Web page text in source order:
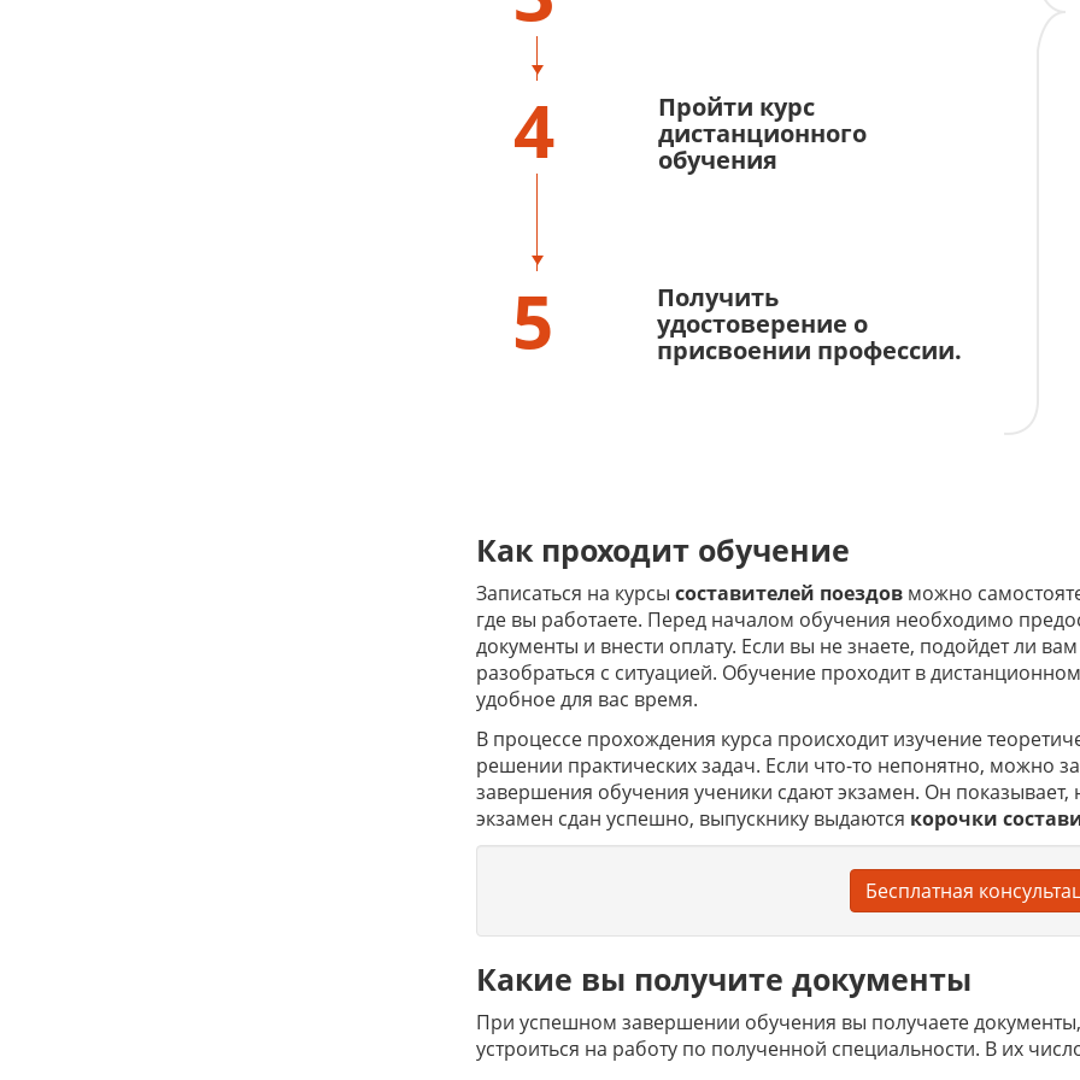
4
Пройти курс
дистанционного
обучения
5
Получить
удостоверение о
присвоении профессии.
Как проходит обучение
Записаться на курсы составителей поездовможно
где вы работаете. Перед началом обучения необходимо
документы и внести оплату. Если вы не знаете, подойдет ли
разобраться с ситуацией. Обучение проходит в
удобное для вас время.
В процессе прохождения курса происходит изучение
решении практических задач. Если что-то непонятно, можно
завершения обучения ученики сдают экзамен. Он
экзамен сдан успешно, выпускнику выдаются корочки
Бесплатная
Какие вы получите документы
При успешном завершении обучения вы получаете
устроиться на работу по полученной специальности. В их